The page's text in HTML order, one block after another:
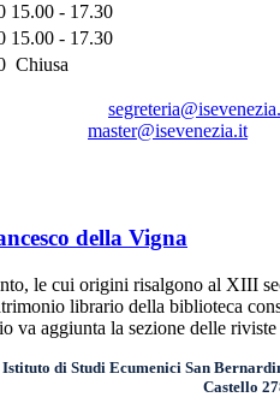
15.00 - 17.30
15.00 - 17.30
Chiusa
master@isevenezia.it
della Vigna
le cui origini risalgono al XIII
librario della biblioteca
va aggiunta la sezione delle
di Studi Ecumenici San
Castello